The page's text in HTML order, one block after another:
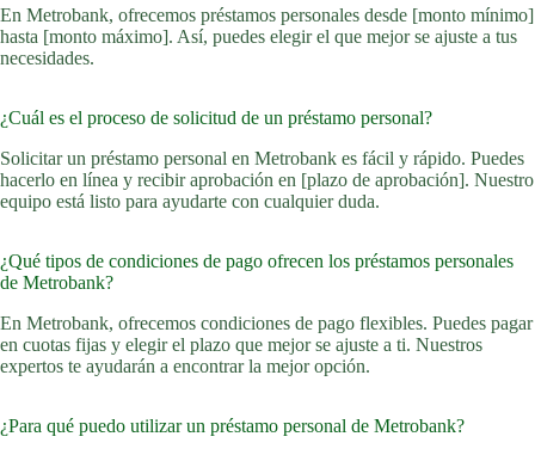
En Metrobank, ofrecemos préstamos personales desde [monto mínimo]
hasta [monto máximo]. Así, puedes elegir el que mejor se ajuste a tus
necesidades.
¿Cuál es el proceso de solicitud de un préstamo personal?
Solicitar un préstamo personal en Metrobank es fácil y rápido. Puedes
hacerlo en línea y recibir aprobación en [plazo de aprobación]. Nuestro
equipo está listo para ayudarte con cualquier duda.
¿Qué tipos de condiciones de pago ofrecen los préstamos personales
de Metrobank?
En Metrobank, ofrecemos condiciones de pago flexibles. Puedes pagar
en cuotas fijas y elegir el plazo que mejor se ajuste a ti. Nuestros
expertos te ayudarán a encontrar la mejor opción.
¿Para qué puedo utilizar un préstamo personal de Metrobank?